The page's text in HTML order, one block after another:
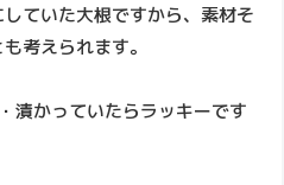
ていた大根ですから、素材そ
考えられます。
漬かっていたらラッキーです